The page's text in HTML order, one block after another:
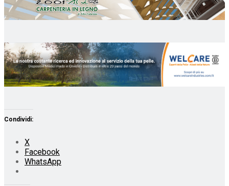
Condividi:
X
Facebook
WhatsApp